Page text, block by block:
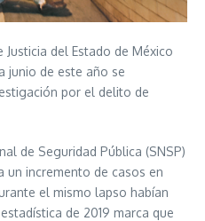
del Estado de México
junio de este año se
por el delito de
de Seguridad Pública (SNSP)
un incremento de casos en
el mismo lapso habían
de 2019 marca que